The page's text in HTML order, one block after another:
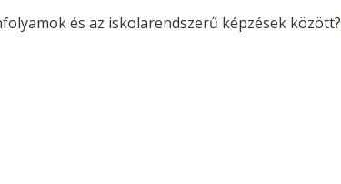
és az iskolarendszerű képzések között?